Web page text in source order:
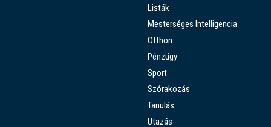
Listák
Mesterséges Intelligencia
Otthon
Pénzügy
Sport
Szórakozás
Tanulás
Utazás